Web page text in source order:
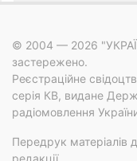
© 2004 — 2026
застережено.
Реєстраційне
серія КВ, видане
радіомовлення
Передрук матеріалів
редакції.